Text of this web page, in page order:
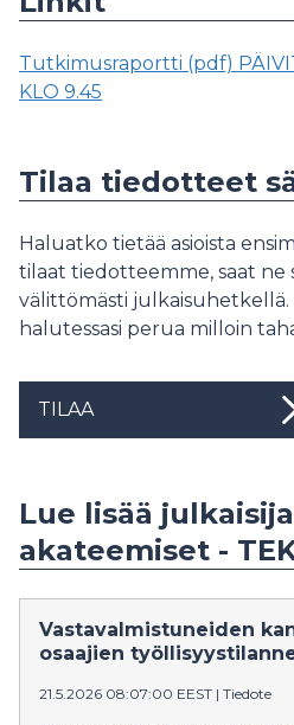
Tutkimusraportti (pdf)
KLO 9.45
Tilaa tiedotteet
Haluatko tietää asioista
tilaat tiedotteemme, saat ne
välittömästi julkaisuhetkellä.
halutessasi perua milloin
TILAA
Lue lisää
akateemiset -
Vastavalmistuneiden
osaajien
21.5.2026 08:07:00 EEST | Tiedote